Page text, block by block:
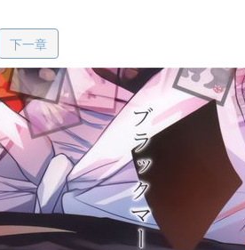
下一章